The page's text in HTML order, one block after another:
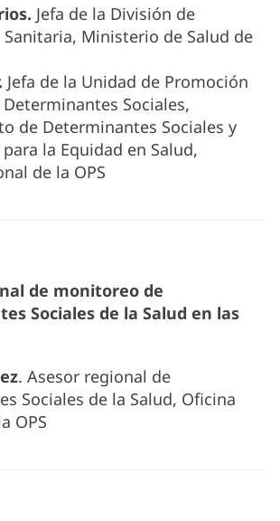
Jefa de la División de
Ministerio de Salud de
Jefa de la Unidad de Promoción
Sociales,
de Determinantes Sociales y
la Equidad en Salud,
de la OPS
de monitoreo de
Sociales de la Salud en las
. Asesor regional de
Sociales de la Salud, Oficina
OPS